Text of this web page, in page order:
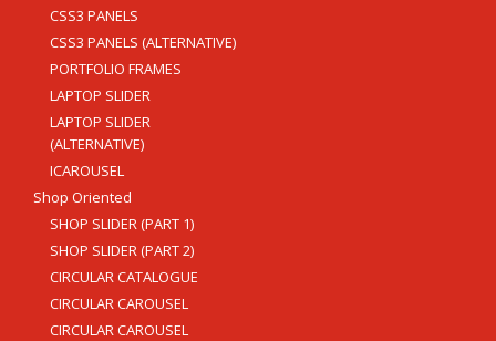
Área Especial de Postos – Pistão Sul Brasília (DF)
Fone: (61) 3036-9962
Se você procura outrs contatos, entre em contato conosco,
enviando um e-mail para contato@brasal.com.br. Obrigado!
CSS3 PANELS
CSS3 PANELS (ALTERNATIVE)
PORTFOLIO FRAMES
LAPTOP SLIDER
LAPTOP SLIDER
(ALTERNATIVE)
ICAROUSEL
Shop Oriented
SHOP SLIDER (PART 1)
SHOP SLIDER (PART 2)
CIRCULAR CATALOGUE
CIRCULAR CAROUSEL
CIRCULAR CAROUSEL